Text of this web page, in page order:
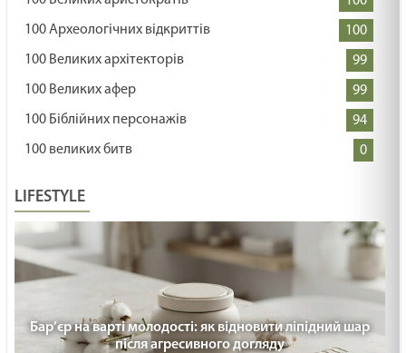
100 Археологічних відкриттів
100
100 Великих архітекторів
99
100 Великих афер
99
100 Біблійних персонажів
94
100 великих битв
0
LIFESTYLE
Бар’єр на варті молодості: як відновити ліпідний шар
після агресивного догляду